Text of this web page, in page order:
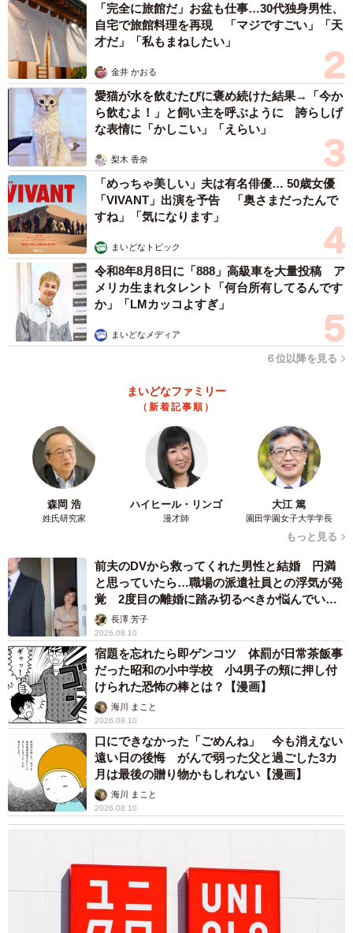
あなたが、ワキ毛をケアする理由は何ですか？（出典：男性の美容皮膚
科『メンズリゼ』調べ）
また、「ワキ毛をケアする理由」としては、全体では「清
潔感」（55.4%）、「汗ムレ臭い対策」（45.5%）、「爽快
感」（44.6%）がTOP3となった一方、10代では「毛が恥ず
かしい」（32.7％）という意見も多くみられました。
7/8
どのようなシーンで、自身のワキ毛が気になりますか？（出典：男性の
美容皮膚科『メンズリゼ』調べ）
さらに、「自身のワキ毛が気になるシーン」については、
「発汗時」（49.0%）、「軽装時」（42.6%）、「運動時」
（41.5%）がTOP3に。特に、50代と60代では「臭いを感じ
た時」（44.1％、46.8％）が上位に挙がり、他の年代より
「臭い」を気にしていることが判明しました。
あなたは、ワキ毛をケアしている男性をどう思いますか？（出典：男性
最後に、「ワキ毛をケアしている男性に対する考え」を聞
いたところ、92.4%が「肯定的」な考えを持っていること
がわかりました。
「完全に旅館だ」お盆も仕事…30代独身男性、
自宅で旅館料理を再現 「マジですごい」「天
才だ」「私もまねしたい」
金井 かおる
愛猫が水を飲むたびに褒め続けた結果→「今か
ら飲むよ！」と飼い主を呼ぶように 誇らしげ
な表情に「かしこい」「えらい」
梨木 香奈
「めっちゃ美しい」夫は有名俳優… 50歳女優
「VIVANT」出演を予告 「奥さまだったんで
すね」「気になります」
まいどなトピック
令和8年8月8日に「888」高級車を大量投稿 ア
メリカ生まれタレント「何台所有してるんです
か」「LMカッコよすぎ」
まいどなメディア
６位以降を見る
まいどなファミリー
（新着記事順）
森岡 浩
姓氏研究家
ハイヒール・リンゴ
漫才師
大江 篤
園田学園女子大学学長
もっと見る
前夫のDVから救ってくれた男性と結婚 円満
と思っていたら…職場の派遣社員との浮気が発
覚 2度目の離婚に踏み切るべきか悩んでいま
す【夫婦関係修復カウンセラーが解説】
長澤 芳子
2026.08.10
宿題を忘れたら即ゲンコツ 体罰が日常茶飯事
だった昭和の小中学校 小4男子の頬に押し付
けられた恐怖の棒とは？【漫画】
海川 まこと
2026.08.10
口にできなかった「ごめんね」 今も消えない
遠い日の後悔 がんで弱った父と過ごした3カ
月は最後の贈り物かもしれない【漫画】
海川 まこと
2026.08.10